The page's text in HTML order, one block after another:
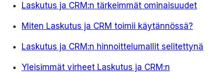
Laskutus ja CRM:n tärkeimmät ominaisuudet
Miten Laskutus ja CRM toimii käytännössä?
Laskutus ja CRM:n hinnoittelumallit selitettynä
Yleisimmät virheet Laskutus ja CRM:n